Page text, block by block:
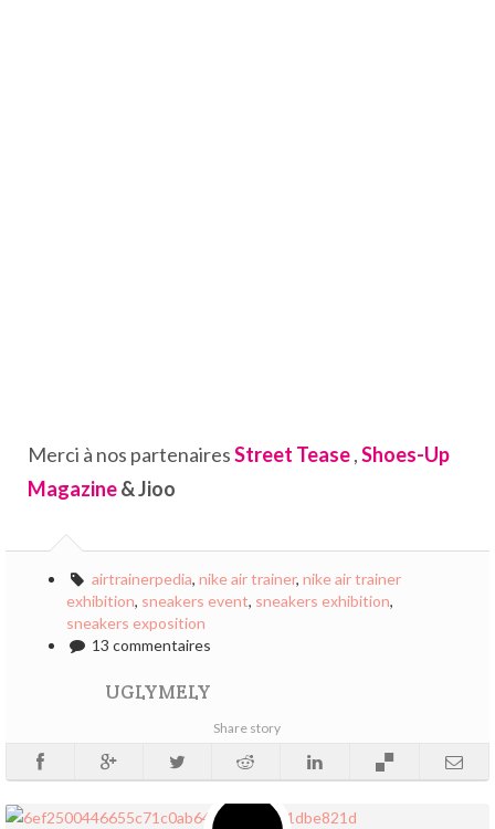
Merci à nos partenairesStreet Tease,Shoes-Up
Magazine& Jioo
airtrainerpedia, nike air trainer, nike air trainer
exhibition, sneakers event, sneakers exhibition,
sneakers exposition
13 commentaires
UGLYMELY
Share story